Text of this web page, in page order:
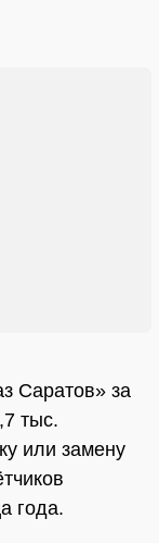
Саратов» за
тыс.
или замену
года.